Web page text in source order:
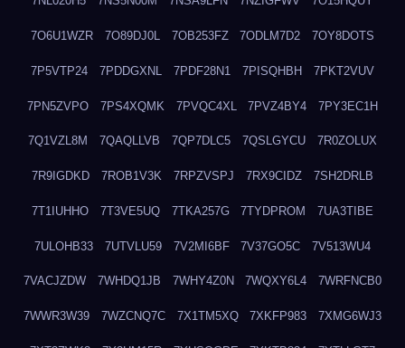
7O6U1WZR 7O89DJ0L 7OB253FZ 7ODLM7D2 7OY8DOTS
7P5VTP24 7PDDGXNL 7PDF28N1 7PISQHBH 7PKT2VUV
7PN5ZVPO 7PS4XQMK 7PVQC4XL 7PVZ4BY4 7PY3EC1H
7Q1VZL8M 7QAQLLVB 7QP7DLC5 7QSLGYCU 7R0ZOLUX
7R9IGDKD 7ROB1V3K 7RPZVSPJ 7RX9CIDZ 7SH2DRLB
7T1IUHHO 7T3VE5UQ 7TKA257G 7TYDPROM 7UA3TIBE
7ULOHB33 7UTVLU59 7V2MI6BF 7V37GO5C 7V513WU4
7VACJZDW 7WHDQ1JB 7WHY4Z0N 7WQXY6L4 7WRFNCB0
7WWR3W39 7WZCNQ7C 7X1TM5XQ 7XKFP983 7XMG6WJ3